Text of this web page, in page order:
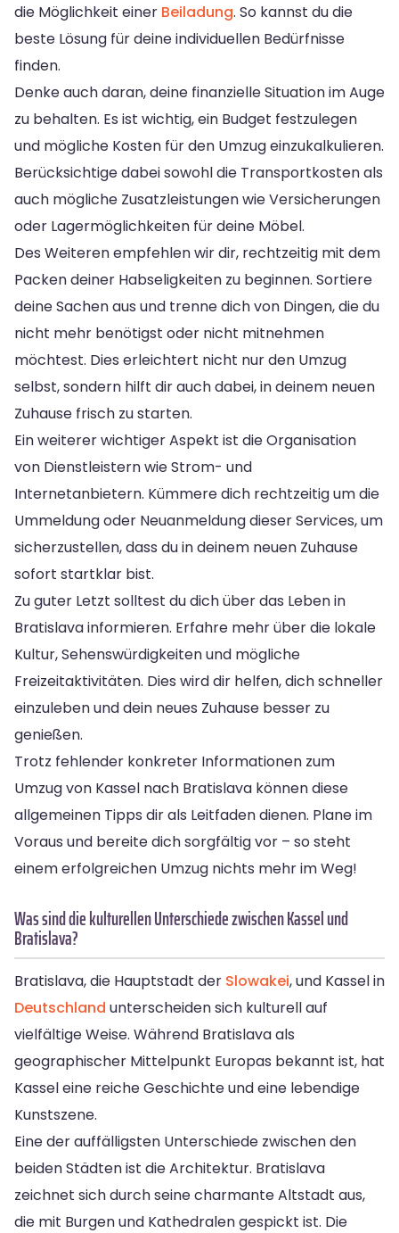
die Möglichkeit einer Beiladung. So kannst du die
beste Lösung für deine individuellen Bedürfnisse
finden.
Denke auch daran, deine finanzielle Situation im Auge
zu behalten. Es ist wichtig, ein Budget festzulegen
und mögliche Kosten für den Umzug einzukalkulieren.
Berücksichtige dabei sowohl die Transportkosten als
auch mögliche Zusatzleistungen wie Versicherungen
oder Lagermöglichkeiten für deine Möbel.
Des Weiteren empfehlen wir dir, rechtzeitig mit dem
Packen deiner Habseligkeiten zu beginnen. Sortiere
deine Sachen aus und trenne dich von Dingen, die du
nicht mehr benötigst oder nicht mitnehmen
möchtest. Dies erleichtert nicht nur den Umzug
selbst, sondern hilft dir auch dabei, in deinem neuen
Zuhause frisch zu starten.
Ein weiterer wichtiger Aspekt ist die Organisation
von Dienstleistern wie Strom- und
Internetanbietern. Kümmere dich rechtzeitig um die
Ummeldung oder Neuanmeldung dieser Services, um
sicherzustellen, dass du in deinem neuen Zuhause
sofort startklar bist.
Zu guter Letzt solltest du dich über das Leben in
Bratislava informieren. Erfahre mehr über die lokale
Kultur, Sehenswürdigkeiten und mögliche
Freizeitaktivitäten. Dies wird dir helfen, dich schneller
einzuleben und dein neues Zuhause besser zu
genießen.
Trotz fehlender konkreter Informationen zum
Umzug von Kassel nach Bratislava können diese
allgemeinen Tipps dir als Leitfaden dienen. Plane im
Voraus und bereite dich sorgfältig vor – so steht
einem erfolgreichen Umzug nichts mehr im Weg!
Was sind die kulturellen Unterschiede zwischen Kassel und
Bratislava?
Bratislava, die Hauptstadt der Slowakei, und Kassel in
Deutschland unterscheiden sich kulturell auf
vielfältige Weise. Während Bratislava als
geographischer Mittelpunkt Europas bekannt ist, hat
Kassel eine reiche Geschichte und eine lebendige
Kunstszene.
Eine der auffälligsten Unterschiede zwischen den
beiden Städten ist die Architektur. Bratislava
zeichnet sich durch seine charmante Altstadt aus,
die mit Burgen und Kathedralen gespickt ist. Die